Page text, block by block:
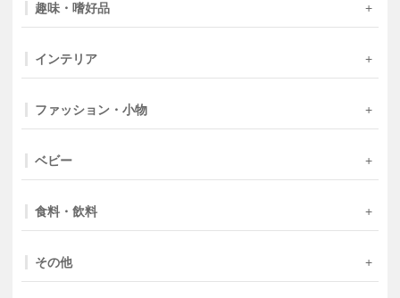
趣味・嗜好品
インテリア
ファッション・小物
ベビー
食料・飲料
その他